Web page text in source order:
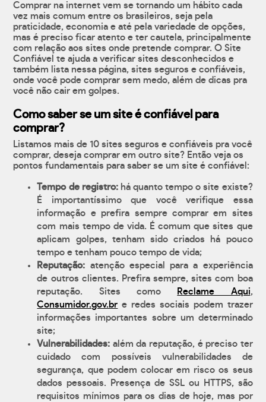
Comprar na internet vem se tornando um hábito cada
vez mais comum entre os brasileiros, seja pela
praticidade, economia e até pela variedade de opções,
mas é preciso ficar atento e ter cautela, principalmente
com relação aos sites onde pretende comprar. O Site
Confiável te ajuda a verificar sites desconhecidos e
também lista nessa página, sites seguros e confiáveis,
onde você pode comprar sem medo, além de dicas pra
você não cair em golpes.
Como saber se um site é confiável para
comprar?
Listamos mais de 10 sites seguros e confiáveis pra você
comprar, deseja comprar em outro site? Então veja os
pontos fundamentais para saber se um site é confiável:
Tempo de registro:há quanto tempo o site existe?
É importantíssimo que você verifique essa
informação e prefira sempre comprar em sites
com mais tempo de vida. É comum que sites que
aplicam golpes, tenham sido criados há pouco
tempo e tenham pouco tempo de vida;
Reputação: atenção especial para a experiência
de outros clientes. Prefira sempre, sites com boa
reputação. Sites como
Reclame Aqui,
Consumidor.gov.br e redes sociais podem trazer
informações importantes sobre um determinado
site;
Vulnerabilidades: além da reputação, é preciso ter
cuidado com possíveis vulnerabilidades de
segurança, que podem colocar em risco os seus
dados pessoais. Presença de SSL ou HTTPS, são
requisitos mínimos para os dias de hoje, mas por